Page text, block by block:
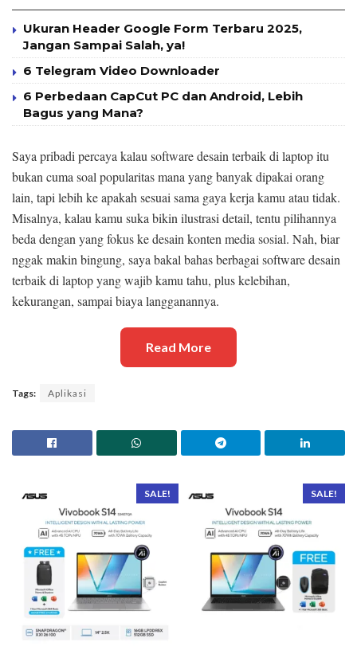
Ukuran Header Google Form Terbaru 2025,
Jangan Sampai Salah, ya!
6 Telegram Video Downloader
6 Perbedaan CapCut PC dan Android, Lebih
Bagus yang Mana?
Saya pribadi percaya kalau software desain terbaik di laptop itu
bukan cuma soal popularitas mana yang banyak dipakai orang
lain, tapi lebih ke apakah sesuai sama gaya kerja kamu atau tidak.
Misalnya, kalau kamu suka bikin ilustrasi detail, tentu pilihannya
beda dengan yang fokus ke desain konten media sosial. Nah, biar
nggak makin bingung, saya bakal bahas berbagai software desain
terbaik di laptop yang wajib kamu tahu, plus kelebihan,
kekurangan, sampai biaya langganannya.
Read More
Tags: Aplikasi
SALE! SALE!